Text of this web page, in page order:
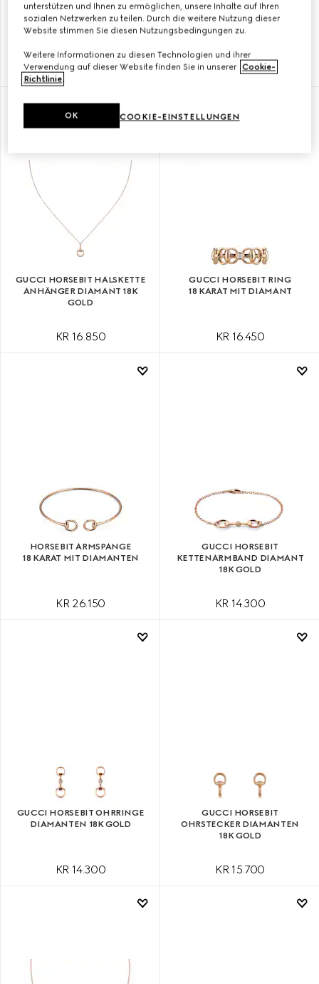
GUCCI HORSEBIT RING
18 KARAT MIT DIAMANT
KR 11.350
GUCCI HORSEBIT
OHRSTECKER DIAMANTEN
18K GOLD
KR 12.500
GUCCI HORSEBIT HALSKETTE
ANHÄNGER DIAMANT 18K
GOLD
KR 16.850
GUCCI HORSEBIT RING
18 KARAT MIT DIAMANT
KR 16.450
HORSEBIT ARMSPANGE
18 KARAT MIT DIAMANTEN
KR 26.150
GUCCI HORSEBIT
KETTENARMBAND DIAMANT
18K GOLD
KR 14.300
GUCCI HORSEBIT OHRRINGE
DIAMANTEN 18K GOLD
KR 14.300
GUCCI HORSEBIT
OHRSTECKER DIAMANTEN
18K GOLD
KR 15.700
unterstützen und Ihnen zu ermöglichen, unsere Inhalte auf Ihren
sozialen Netzwerken zu teilen. Durch die weitere Nutzung dieser
Website stimmen Sie diesen Nutzungsbedingungen zu.
Weitere Informationen zu diesen Technologien und ihrer
Verwendung auf dieser Website finden Sie in unserer Cookie-
Richtlinie.
COOKIE-EINSTELLUNGEN
OK